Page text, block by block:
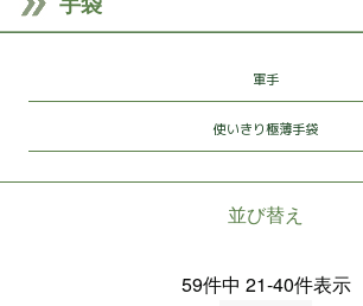
軍手
使いきり極薄手袋
並び替え
59件中 21-40件表示